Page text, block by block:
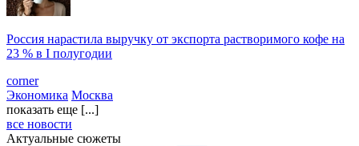
Россия нарастила выручку от экспорта растворимого кофе на
23 % в I полугодии
corner
Экономика Москва
показать еще [...]
все новости
Актуальные сюжеты